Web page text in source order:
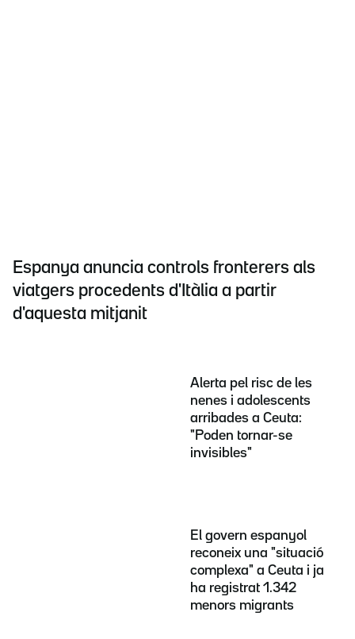
Espanya anuncia controls fronterers als
viatgers procedents d'Itàlia a partir
d'aquesta mitjanit
Alerta pel risc de les
nenes i adolescents
arribades a Ceuta:
"Poden tornar-se
invisibles"
El govern espanyol
reconeix una "situació
complexa" a Ceuta i ja
ha registrat 1.342
menors migrants